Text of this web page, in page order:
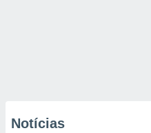
Notícias